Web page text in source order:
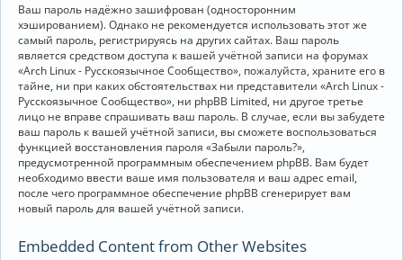
Ваш пароль надёжно зашифрован (односторонним
хэшированием). Однако не рекомендуется использовать этот же
самый пароль, регистрируясь на других сайтах. Ваш пароль
является средством доступа к вашей учётной записи на форумах
«Arch Linux - Русскоязычное Сообщество», пожалуйста, храните его в
тайне, ни при каких обстоятельствах ни представители «Arch Linux -
Русскоязычное Сообщество», ни phpBB Limited, ни другое третье
лицо не вправе спрашивать ваш пароль. В случае, если вы забудете
ваш пароль к вашей учётной записи, вы сможете воспользоваться
функцией восстановления пароля «Забыли пароль?»,
предусмотренной программным обеспечением phpBB. Вам будет
необходимо ввести ваше имя пользователя и ваш адрес email,
после чего программное обеспечение phpBB сгенерирует вам
новый пароль для вашей учётной записи.
Embedded Content from Other Websites